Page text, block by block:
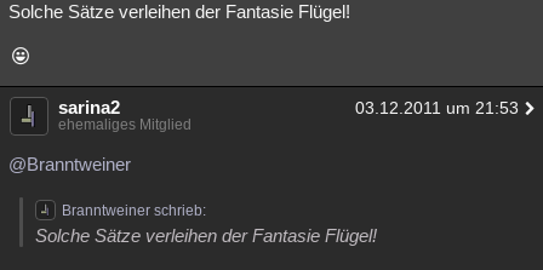
Musik Clash Verbesserungen
Übersichten
Besucht Teilgenommen
Solche Sätze verleihen der Fantasie Flügel!
sarina2 03.12.2011 um 21:53
ehemaliges Mitglied
@Branntweiner
Branntweiner schrieb:
Solche Sätze verleihen der Fantasie Flügel!